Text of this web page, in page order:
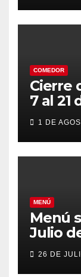
COMEDOR
Cierre
7 al 21
1 DE
MENÚ
Menú
Julio
26 DE